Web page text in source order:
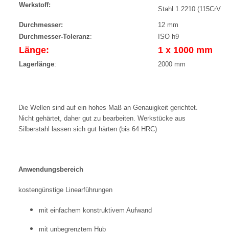
Werkstoff:
Stahl 1.2210 (115CrV3)
Durchmesser:
12 mm
Durchmesser-Toleranz: ISO h9
Länge: 1 x 1000 mm
Lagerlänge: 2000 mm
Die Wellen sind auf ein hohes Maß an Genauigkeit gerichtet.
Nicht gehärtet, daher gut zu bearbeiten. Werkstücke aus
Silberstahl lassen sich gut härten (bis 64 HRC)
Anwendungsbereich
kostengünstige Linearführungen
mit einfachem konstruktivem Aufwand
mit unbegrenztem Hub